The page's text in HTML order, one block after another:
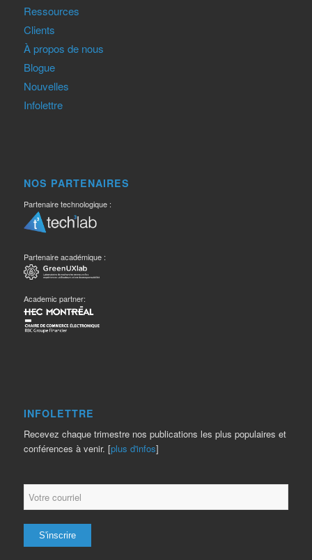
Ressources
Clients
À propos de nous
Blogue
Nouvelles
Infolettre
NOS PARTENAIRES
Partenaire technologique :
Partenaire académique :
Academic partner:
INFOLETTRE
Recevez chaque trimestre nos publications les plus populaires et
conférences à venir. [plus d'infos]